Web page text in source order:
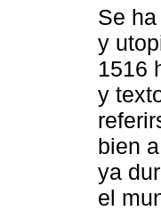
Se
y
1516
y
bien
ya
el